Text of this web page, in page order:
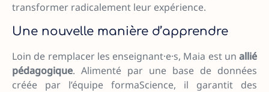
transformer radicalement leur expérience.
Une nouvelle manière d’apprendre
Loin de remplacer les enseignant·e·s, Maia est un allié
pédagogique. Alimenté par une base de données
créée par l’équipe formaScience, il garantit des